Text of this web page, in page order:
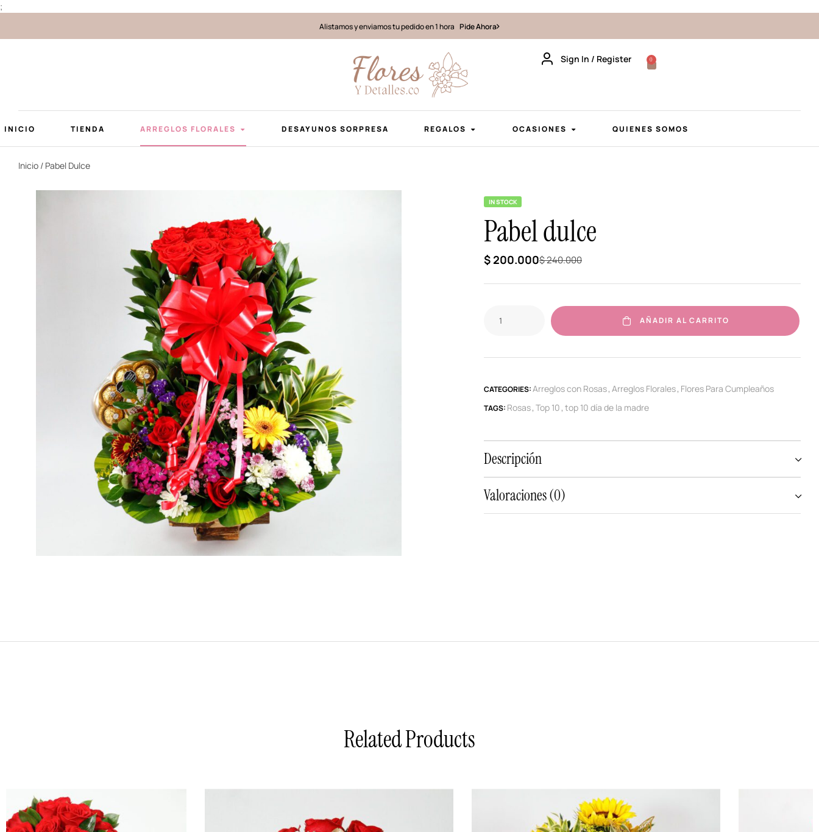
;
Alistamos y enviamos tu pedido en 1 hora Pide Ahora
Sign In / Register 0
INICIO TIENDA ARREGLOS FLORALES DESAYUNOS SORPRESA REGALOS OCASIONES QUIENES SOMOS
Inicio / Pabel Dulce
IN STOCK
Pabel dulce
$240.000
$ 200.000
AÑADIR AL CARRITO
CATEGORIES:Arreglos con Rosas, Arreglos Florales, Flores Para Cumpleaños
TAGS: Rosas, Top 10, top 10 día de la madre
Descripción
Valoraciones (0)
Related Products